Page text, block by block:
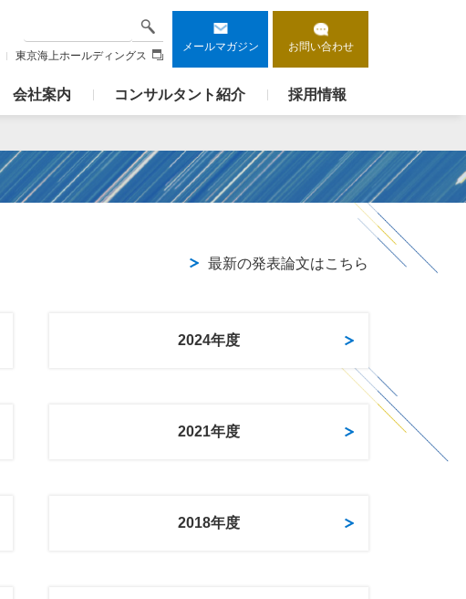
会社案内 コンサルタント紹介 採用情報
メールマガジン お問い合わせ
検索
東京海上ホールディングス
最新の発表論文はこちら
2024年度
2021年度
2018年度